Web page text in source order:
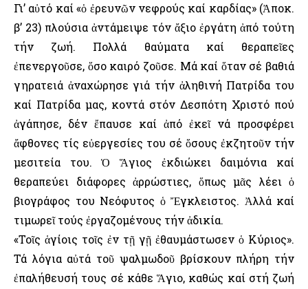
Γι’ αὐτό καί «ὁ ἐρευνῶν νεφρούς καί καρδίας» (Ἀποκ.
β’ 23) πλούσια ἀντάμειψε τόν ἄξιο ἐργάτη ἀπό τούτη
τήν ζωή. Πολλά θαύματα καί θεραπεῖες
ἐπενεργοῦσε, ὅσο καιρό ζοῦσε. Μά καί ὅταν σέ βαθιά
γηρατειά ἀναχώρησε γιά τήν ἀληθινή Πατρίδα του
καί Πατρίδα μας, κοντά στόν Δεσπότη Χριστό πού
ἀγάπησε, δέν ἔπαυσε καί ἀπό ἐκεῖ νά προσφέρει
ἄφθονες τίς εὐεργεσίες του σέ ὅσους ἐκζητοῦν τήν
μεσιτεία του. Ὁ Ἅγιος ἐκδιώκει δαιμόνια καί
θεραπεύει διάφορες ἀρρώστιες, ὅπως μᾶς λέει ὁ
βιογράφος του Νεόφυτος ὁ Ἔγκλειστος. Ἀλλά καί
τιμωρεῖ τούς ἐργαζομένους τήν ἀδικία.
«Τοῖς ἁγίοις τοῖς ἐν τῇ γῇ ἐθαυμάστωσεν ὁ Κύριος».
Τά λόγια αὐτά τοῦ ψαλμωδοῦ βρίσκουν πλήρη τήν
ἐπαλήθευσή τους σέ κάθε Ἅγιο, καθώς καί στή ζωή